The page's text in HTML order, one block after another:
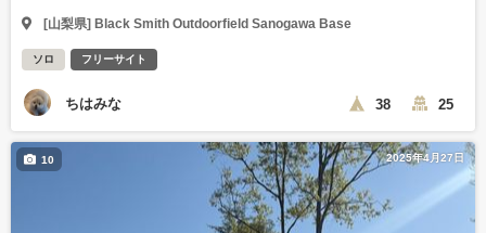
[山梨県] Black Smith Outdoorfield Sanogawa Base
ソロ フリーサイト
ちはみな 38 25
2025年4月27日
10